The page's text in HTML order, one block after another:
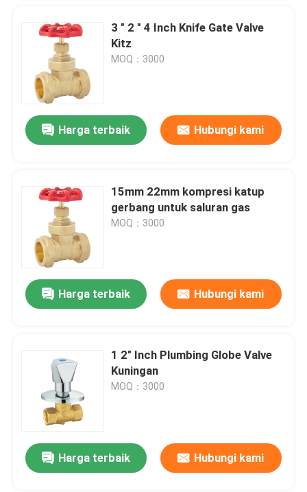
3 " 2 " 4 Inch Knife Gate Valve
Kitz
MOQ：3000
Harga terbaik Hubungi kami
15mm 22mm kompresi katup
gerbang untuk saluran gas
MOQ：3000
Harga terbaik Hubungi kami
1 2" Inch Plumbing Globe Valve
Kuningan
MOQ：3000
Harga terbaik Hubungi kami